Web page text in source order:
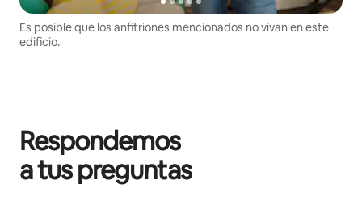
Es posible que los anfitriones mencionados no vivan en este
edificio.
Respondemos
a tus preguntas